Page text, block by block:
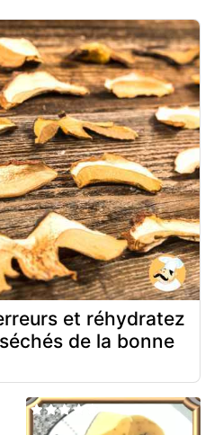
et réhydratez
de la bonne